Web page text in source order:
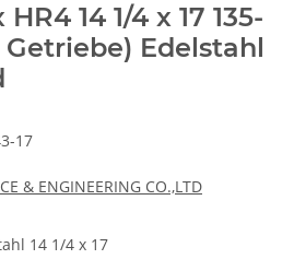
14 1/4 x 17 135-
Getriebe) Edelstahl
17
& ENGINEERING CO.,LTD
14 1/4 x 17